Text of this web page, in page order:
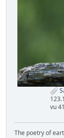
vu
The poetry of